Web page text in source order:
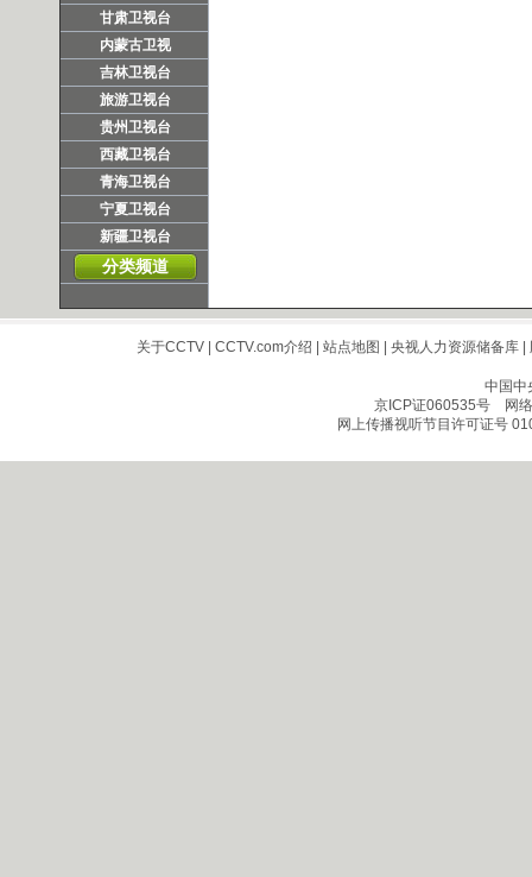
甘肃卫视台
内蒙古卫视
吉林卫视台
旅游卫视台
贵州卫视台
西藏卫视台
青海卫视台
宁夏卫视台
新疆卫视台
分类频道
关于CCTV| CCTV.com介绍 站点地图 央视人力资源储备库|
中国中
京ICP证060535号网络
网上传播视听节目许可证号